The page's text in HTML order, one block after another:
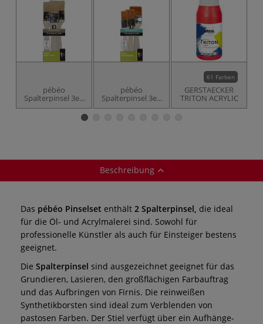
pébéo
Spalterpinsel 3er-
Set, weiße
Synthetikborsten
pébéo
Spalterpinsel 3er-
Set, goldene
61 Farben
GERSTAECKER
TRITON ACRYLIC
Beschreibung
Das pébéo Pinselset enthält 2 Spalterpinsel, die ideal
für die Öl- und Acrylmalerei sind. Sowohl für
professionelle Künstler als auch für Einsteiger bestens
geeignet.
Die Spalterpinsel sind ausgezeichnet geeignet für das
Grundieren, Lasieren, den großflächigen Farbauftrag
und das Aufbringen von Firnis. Die reinweißen
Synthetikborsten sind ideal zum Verblenden von
pastosen Farben. Der Stiel verfügt über ein Aufhänge-